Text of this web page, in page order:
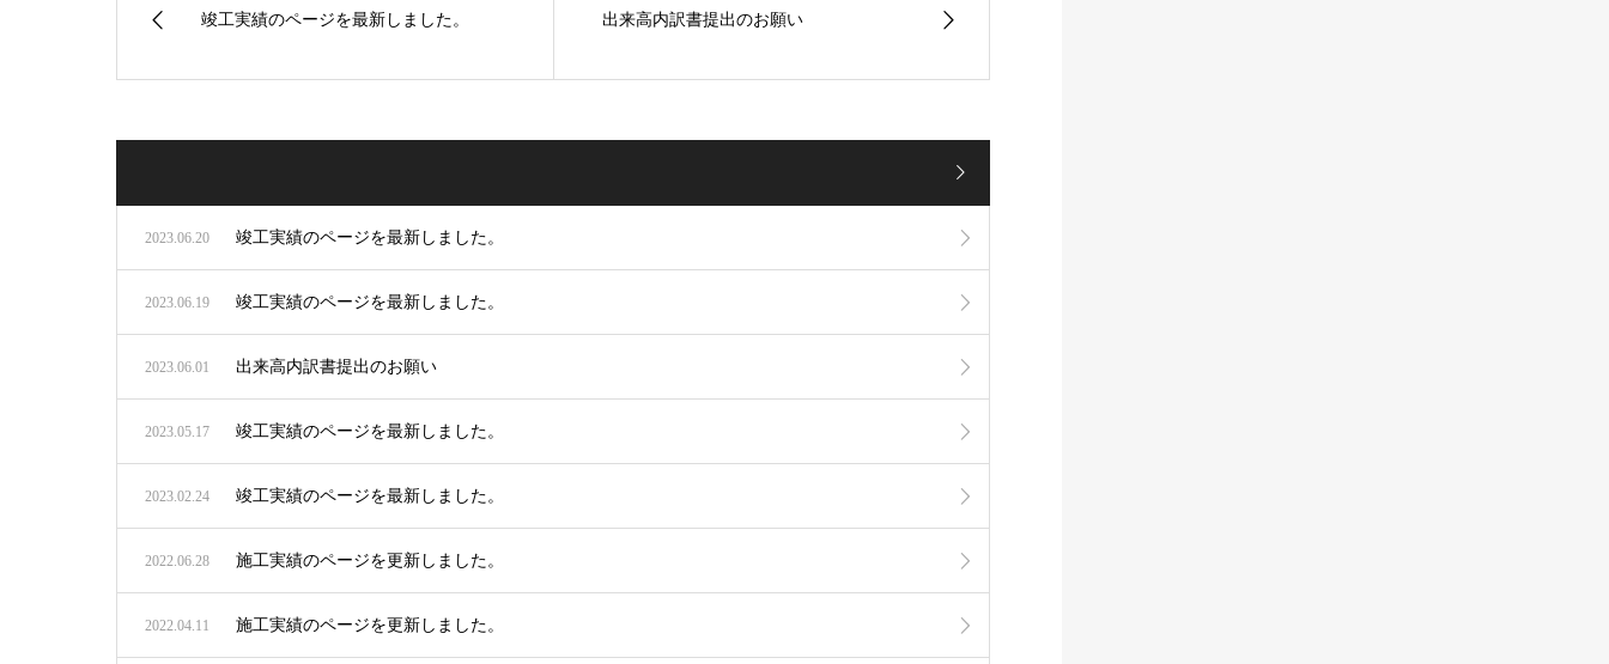
竣工実績のページを最新しました。 出来高内訳書提出のお願い
2023.06.20 竣工実績のページを最新しました。
2023.06.19 竣工実績のページを最新しました。
2023.06.01 出来高内訳書提出のお願い
2023.05.17 竣工実績のページを最新しました。
2023.02.24 竣工実績のページを最新しました。
2022.06.28 施工実績のページを更新しました。
2022.04.11 施工実績のページを更新しました。